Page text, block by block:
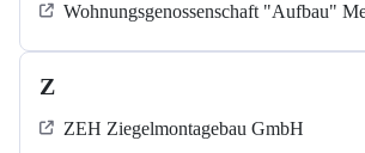
Wohnungsgenossenschaft "Aufbau"
Z
ZEH Ziegelmontagebau GmbH